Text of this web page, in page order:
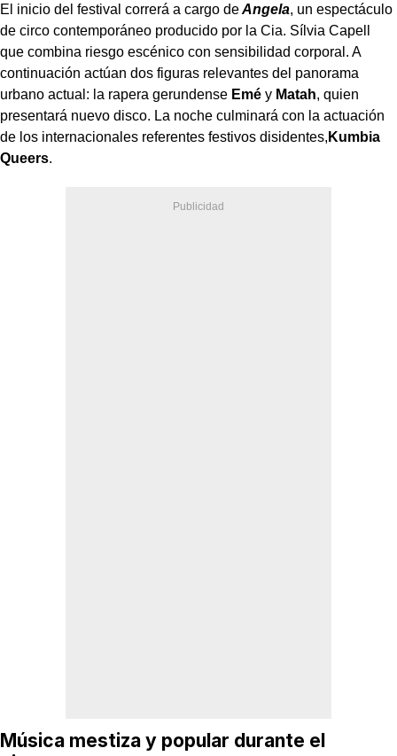
El inicio del festival correrá a cargo deAngela, un espectáculo
de circo contemporáneo producido por la Cia. Sílvia Capell
que combina riesgo escénico con sensibilidad corporal. A
continuación actúan dos figuras relevantes del panorama
urbano actual: la rapera gerundense Emé y Matah, quien
presentará nuevo disco. La noche culminará con la actuación
de los internacionales referentes festivos disidentes, Kumbia
Queers.
Música mestiza y popular durante el